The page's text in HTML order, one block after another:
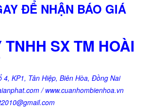
ĐỂ NHẬN BÁO GIÁ
TNHH SX TM HOÀI
KP1, Tân Hiệp, Biên Hòa, Đồng Nai
/ www.cuanhombienhoa.vn